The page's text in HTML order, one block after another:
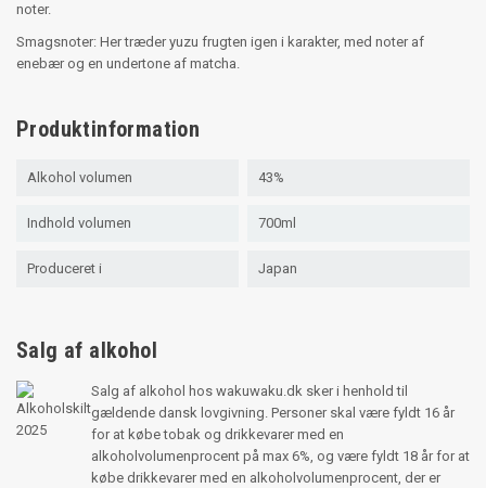
noter.
Smagsnoter: Her træder yuzu frugten igen i karakter, med noter af
enebær og en undertone af matcha.
Produktinformation
Alkohol volumen 43%
Indhold volumen 700ml
Produceret i Japan
Salg af alkohol
Salg af alkohol hos wakuwaku.dk sker i henhold til
gældende dansk lovgivning. Personer skal være fyldt 16 år
for at købe tobak og drikkevarer med en
alkoholvolumenprocent på max 6%, og være fyldt 18 år for at
købe drikkevarer med en alkoholvolumenprocent, der er